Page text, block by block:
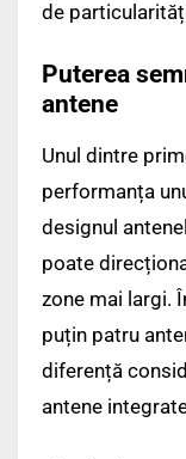
de
Puterea
antene
Unul dintre
performanța
designul
poate
zone mai largi.
puțin patru
diferență
antene